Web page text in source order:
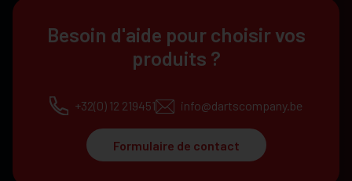
Besoin d'aide pour choisir vos
produits ?
+32(0) 12 219451 info@dartscompany.be
Formulaire de contact